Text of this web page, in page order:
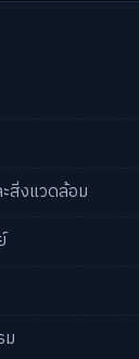
สิ่งแวดล้อม
ม